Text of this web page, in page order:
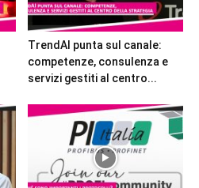
TrendAI punta sul canale:
competenze, consulenza e
servizi gestiti al centro...